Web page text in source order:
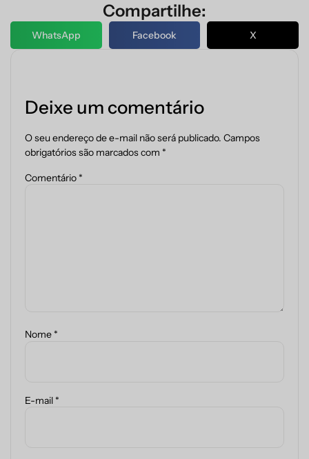
Compartilhe:
WhatsApp Facebook X
Deixe um comentário
O seu endereço de e-mail não será publicado. Campos
obrigatórios são marcados com *
Comentário *
Nome *
E-mail *